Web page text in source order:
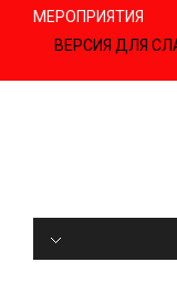
МЕРОПРИЯТИЯ
ВЕРСИЯ ДЛЯ